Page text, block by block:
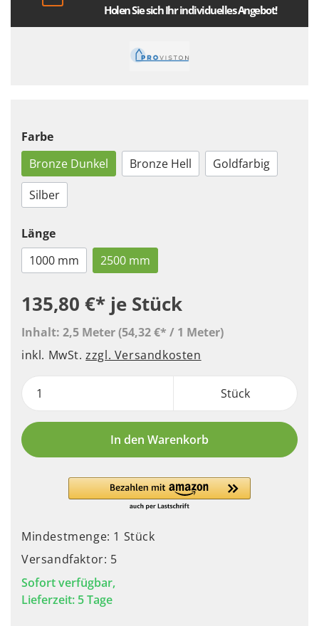
Holen Sie sich Ihr individuelles Angebot!
Farbe
Bronze Dunkel
Bronze Hell
Goldfarbig
Silber
Länge
1000 mm
2500 mm
135,80 €* je Stück
Inhalt: 2,5 Meter(54,32 €* / 1 Meter)
inkl. MwSt.zzgl. Versandkosten
Stück
In den Warenkorb
Mindestmenge: 1 Stück
Versandfaktor: 5
Sofort verfügbar,
Lieferzeit: 5 Tage